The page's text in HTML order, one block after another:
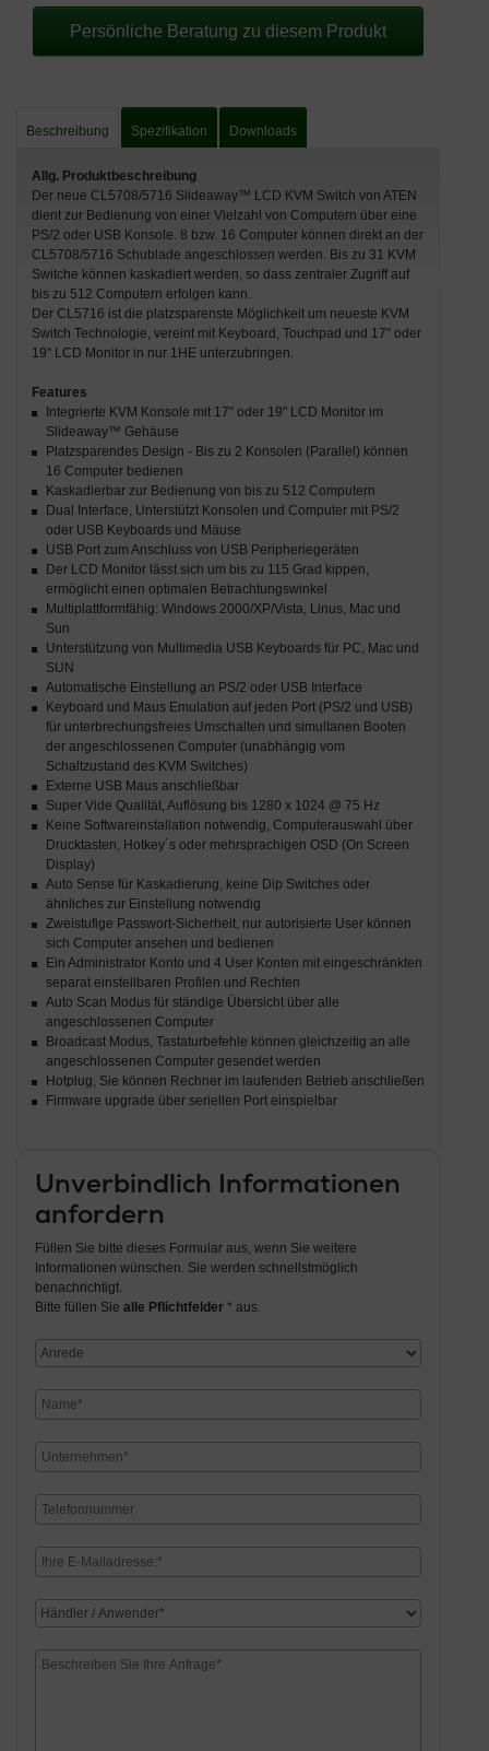
Persönliche Beratung zu diesem Produkt
Beschreibung Spezifikation Downloads
Allg. Produktbeschreibung
Der neue CL5708/5716 Slideaway™ LCD KVM Switch von ATEN
dient zur Bedienung von einer Vielzahl von Computern über eine
PS/2 oder USB Konsole. 8 bzw. 16 Computer können direkt an der
CL5708/5716 Schublade angeschlossen werden. Bis zu 31 KVM
Switche können kaskadiert werden, so dass zentraler Zugriff auf
bis zu 512 Computern erfolgen kann.
Der CL5716 ist die platzsparenste Möglichkeit um neueste KVM
Switch Technologie, vereint mit Keyboard, Touchpad und 17" oder
19" LCD Monitor in nur 1HE unterzubringen.
Features
Integrierte KVM Konsole mit 17" oder 19" LCD Monitor im
Slideaway™ Gehäuse
Platzsparendes Design - Bis zu 2 Konsolen (Parallel) können
16 Computer bedienen
Kaskadierbar zur Bedienung von bis zu 512 Computern
Dual Interface, Unterstützt Konsolen und Computer mit PS/2
oder USB Keyboards und Mäuse
USB Port zum Anschluss von USB Peripheriegeräten
Der LCD Monitor lässt sich um bis zu 115 Grad kippen,
ermöglicht einen optimalen Betrachtungswinkel
Multiplattformfähig: Windows 2000/XP/Vista, Linus, Mac und
Sun
Unterstützung von Multimedia USB Keyboards für PC, Mac und
SUN
Automatische Einstellung an PS/2 oder USB Interface
Keyboard und Maus Emulation auf jeden Port (PS/2 und USB)
für unterbrechungsfreies Umschalten und simultanen Booten
der angeschlossenen Computer (unabhängig vom
Schaltzustand des KVM Switches)
Externe USB Maus anschließbar
Super Vide Qualität, Auflösung bis 1280 x 1024 @ 75 Hz
Keine Softwareinstallation notwendig, Computerauswahl über
Drucktasten, Hotkey´s oder mehrsprachigen OSD (On Screen
Display)
Auto Sense für Kaskadierung, keine Dip Switches oder
ähnliches zur Einstellung notwendig
Zweistufige Passwort-Sicherheit, nur autorisierte User können
sich Computer ansehen und bedienen
Ein Administrator Konto und 4 User Konten mit eingeschränkten
separat einstellbaren Profilen und Rechten
Auto Scan Modus für ständige Übersicht über alle
angeschlossenen Computer
Broadcast Modus, Tastaturbefehle können gleichzeitig an alle
angeschlossenen Computer gesendet werden
Hotplug, Sie können Rechner im laufenden Betrieb anschließen
Firmware upgrade über seriellen Port einspielbar
Unverbindlich Informationen
anfordern
Füllen Sie bitte dieses Formular aus, wenn Sie weitere
Informationen wünschen. Sie werden schnellstmöglich
benachrichtigt.
Bitte füllen Sie alle Pflichtfelder * aus.